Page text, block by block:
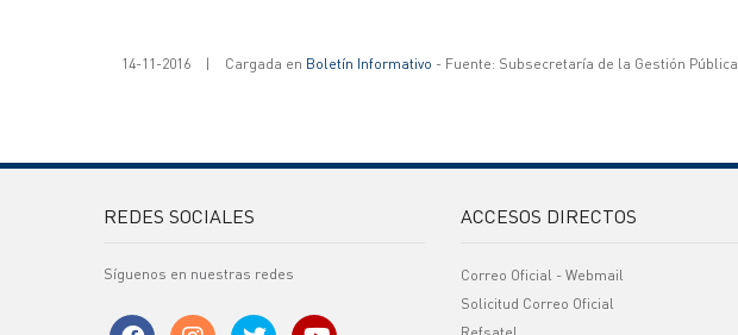
14-11-2016 | Cargada en Boletín Informativo - Fuente: Subsecretaría de la Gestión Pública
REDES SOCIALES
Síguenos en nuestras redes
ACCESOS DIRECTOS
Correo Oficial - Webmail
Solicitud Correo Oficial